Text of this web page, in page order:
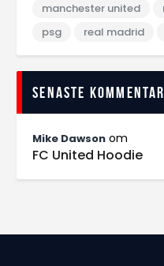
manchester united
psg
real madrid
Senaste
Mike Dawson om
FC United Hoodie